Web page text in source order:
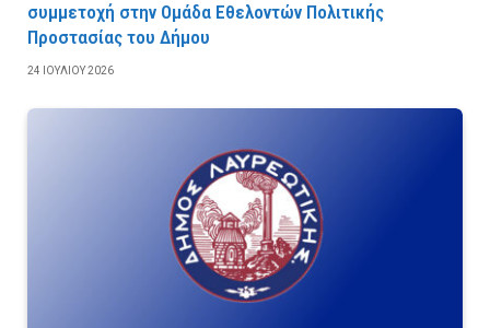
συμμετοχή στην Ομάδα Εθελοντών Πολιτικής
Προστασίας του Δήμου
24 ΙΟΥΛΊΟΥ 2026